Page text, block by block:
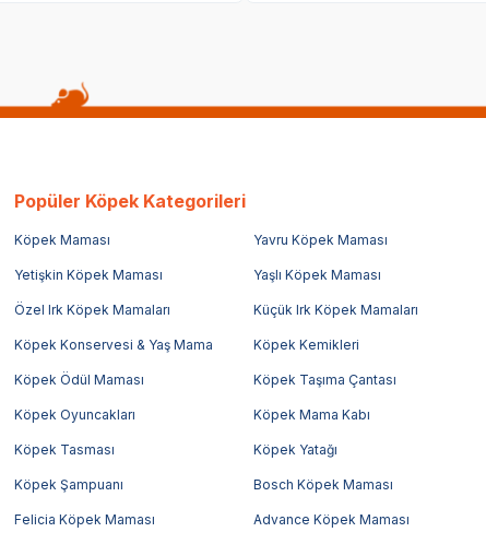
Popüler Köpek Kategorileri
Köpek Maması Yavru Köpek Maması
Yetişkin Köpek Maması Yaşlı Köpek Maması
Özel Irk Köpek Mamaları Küçük Irk Köpek Mamaları
Köpek Konservesi & Yaş Mama Köpek Kemikleri
Köpek Ödül Maması Köpek Taşıma Çantası
Köpek Oyuncakları Köpek Mama Kabı
Köpek Tasması Köpek Yatağı
Köpek Şampuanı Bosch Köpek Maması
Felicia Köpek Maması Advance Köpek Maması